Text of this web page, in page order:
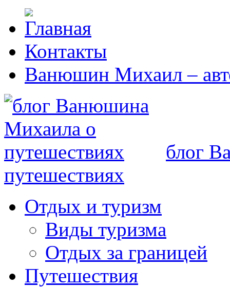
Контакты
Ванюшин Михаил –
блог
путешествиях
Отдых и туризм
Виды туризма
Отдых за границей
Путешествия